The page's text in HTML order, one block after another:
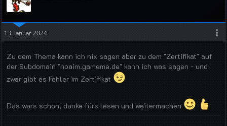
13. Januar 2024
Zu dem Thema kann ich nix sagen aber zu dem "Zertifikat" auf
der Subdomain "noaim.gameme.de" kann ich was sagen - und
zwar gibt es Fehler im Zertifikat
Das wars schon, danke fürs lesen und weitermachen